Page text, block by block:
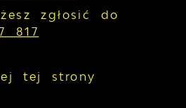
zgłosić do
817
tej strony